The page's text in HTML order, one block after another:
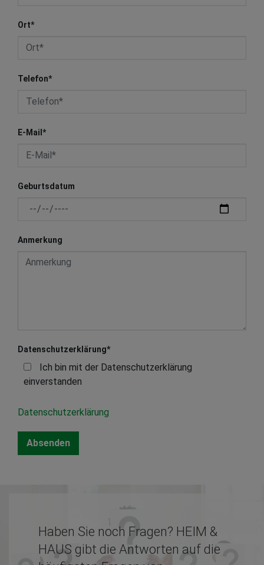
Ort*
Telefon*
E-Mail *
Geburtsdatum
Anmerkung
Datenschutzerklärung*
einverstanden
Datenschutzerklärung
Haben Sie noch Fragen? HEIM &
HAUS gibt die Antworten auf die